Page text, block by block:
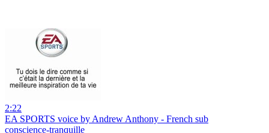
2:22
EA SPORTS voice by Andrew Anthony - French sub
conscience-tranquille